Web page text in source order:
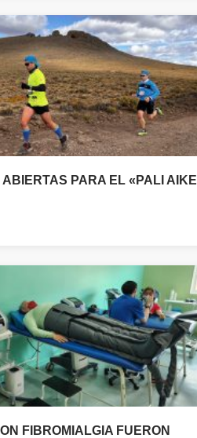
ABIERTAS PARA EL «PALI AIKE
FIBROMIALGIA FUERON